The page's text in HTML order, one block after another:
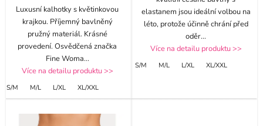
Luxusní kalhotky s květinkovou
krajkou. Příjemný bavlněný
pružný materiál. Krásné
provedení. Osvědčená značka
Fine Woma...
Více na detailu produktu >>
S/M M/L L/XL XL/XXL
elastanem jsou ideální volbou na
léto, protože účinně chrání před
oděr...
Více na detailu produktu >>
S/M M/L L/XL XL/XXL